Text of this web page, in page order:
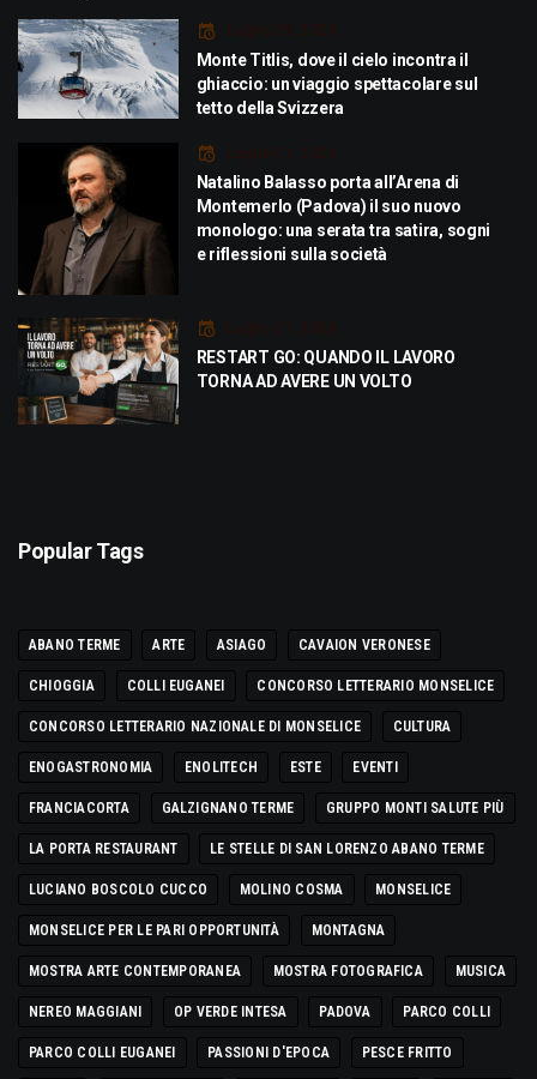
Luglio 29, 2026
Monte Titlis, dove il cielo incontra il
ghiaccio: un viaggio spettacolare sul
tetto della Svizzera
Luglio 21, 2026
Natalino Balasso porta all’Arena di
Montemerlo (Padova) il suo nuovo
monologo: una serata tra satira, sogni
e riflessioni sulla società
Luglio 21, 2026
RESTART GO: QUANDO IL LAVORO
TORNA AD AVERE UN VOLTO
Popular Tags
ABANO TERME ARTE ASIAGO CAVAION VERONESE
CHIOGGIA COLLI EUGANEI CONCORSO LETTERARIO MONSELICE
CONCORSO LETTERARIO NAZIONALE DI MONSELICE CULTURA
ENOGASTRONOMIA ENOLITECH ESTE EVENTI
FRANCIACORTA GALZIGNANO TERME GRUPPO MONTI SALUTE PIÙ
LA PORTA RESTAURANT LE STELLE DI SAN LORENZO ABANO TERME
LUCIANO BOSCOLO CUCCO MOLINO COSMA MONSELICE
MONSELICE PER LE PARI OPPORTUNITÀ MONTAGNA
MOSTRA ARTE CONTEMPORANEA MOSTRA FOTOGRAFICA MUSICA
NEREO MAGGIANI OP VERDE INTESA PADOVA PARCO COLLI
PARCO COLLI EUGANEI PASSIONI D'EPOCA PESCE FRITTO